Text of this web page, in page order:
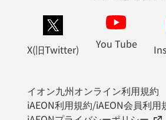
X(旧Twitter) You Tube
イオン九州オンライン利用規約
iAEON利用規約/iAEON会員利用